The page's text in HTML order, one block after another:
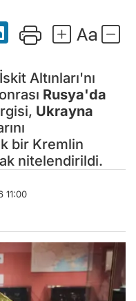
Altınları'nı
Rusya'da
Ukrayna
bir Kremlin
nitelendirildi.
11:00